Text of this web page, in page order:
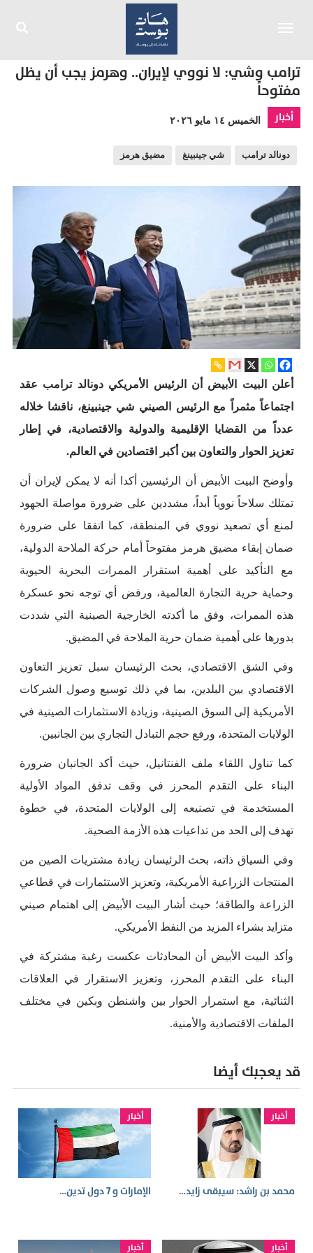
ترامب وشي: لا نووي لإيران.. وهرمز يجب أن يظل
مفتوحاً
أخبار الخميس ١٤ مايو ٢٠٢٦
دونالد ترامب شي جينبينغ مضيق هرمز
أعلن البيت الأبيض أن الرئيس الأمريكي دونالد ترامب عقد
اجتماعاً مثمراً مع الرئيس الصيني شي جينبينغ، ناقشا خلاله
عدداً من القضايا الإقليمية والدولية والاقتصادية، في إطار
تعزيز الحوار والتعاون بين أكبر اقتصادين في العالم.
وأوضح البيت الأبيض أن الرئيسين أكدا أنه لا يمكن لإيران أن
تمتلك سلاحاً نووياً أبداً، مشددين على ضرورة مواصلة الجهود
لمنع أي تصعيد نووي في المنطقة، كما اتفقا على ضرورة
ضمان إبقاء مضيق هرمز مفتوحاً أمام حركة الملاحة الدولية،
مع التأكيد على أهمية استقرار الممرات البحرية الحيوية
وحماية حرية التجارة العالمية، ورفض أي توجه نحو عسكرة
هذه الممرات، وفق ما أكدته الخارجية الصينية التي شددت
بدورها على أهمية ضمان حرية الملاحة في المضيق.
وفي الشق الاقتصادي، بحث الرئيسان سبل تعزيز التعاون
الاقتصادي بين البلدين، بما في ذلك توسيع وصول الشركات
الأمريكية إلى السوق الصينية، وزيادة الاستثمارات الصينية في
الولايات المتحدة، ورفع حجم التبادل التجاري بين الجانبين.
كما تناول اللقاء ملف الفنتانيل، حيث أكد الجانبان ضرورة
البناء على التقدم المحرز في وقف تدفق المواد الأولية
المستخدمة في تصنيعه إلى الولايات المتحدة، في خطوة
تهدف إلى الحد من تداعيات هذه الأزمة الصحية.
وفي السياق ذاته، بحث الرئيسان زيادة مشتريات الصين من
المنتجات الزراعية الأمريكية، وتعزيز الاستثمارات في قطاعي
الزراعة والطاقة؛ حيث أشار البيت الأبيض إلى اهتمام صيني
متزايد بشراء المزيد من النفط الأمريكي.
وأكد البيت الأبيض أن المحادثات عكست رغبة مشتركة في
البناء على التقدم المحرز، وتعزيز الاستقرار في العلاقات
الثنائية، مع استمرار الحوار بين واشنطن وبكين في مختلف
الملفات الاقتصادية والأمنية.
قد يعجبك أيضا
أخبار
محمد بن راشد: سيبقى زايد…
أخبار
الإمارات و 7 دول تدين…
أخبار أخبار